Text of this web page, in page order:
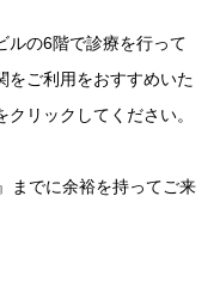
ルの6階で診療を行って
をご利用をおすすめいた
リックしてください。
までに余裕を持ってご来